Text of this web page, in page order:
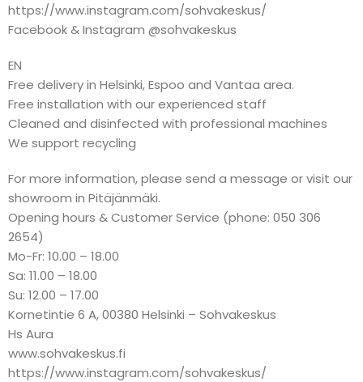
https://www.instagram.com/sohvakeskus/
Facebook & Instagram @sohvakeskus
EN
Free delivery in Helsinki, Espoo and Vantaa area.
Free installation with our experienced staff
Cleaned and disinfected with professional machines
We support recycling
For more information, please send a message or visit our
showroom in Pitäjänmäki.
Opening hours & Customer Service (phone: 050 306
2654)
Mo-Fr: 10.00 – 18.00
Sa: 11.00 – 18.00
Su: 12.00 – 17.00
Kornetintie 6 A, 00380 Helsinki – Sohvakeskus
Hs Aura
www.sohvakeskus.fi
https://www.instagram.com/sohvakeskus/